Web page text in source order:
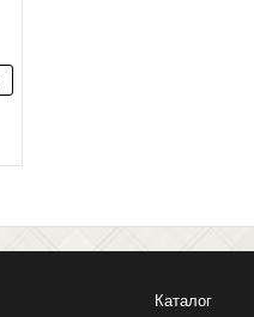
Каталог